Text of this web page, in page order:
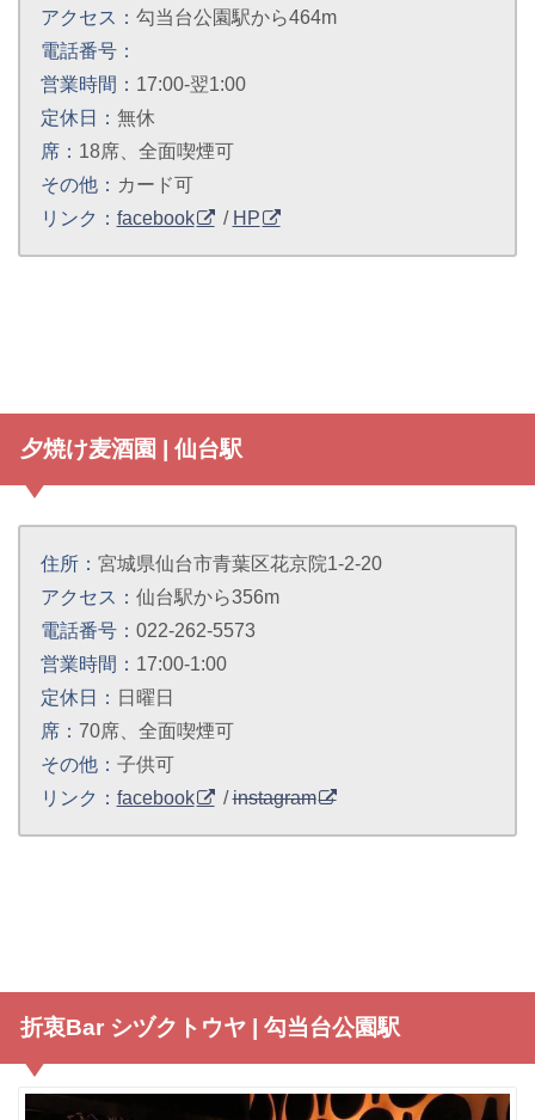
アクセス： 勾当台公園駅から464m
電話番号：
営業時間： 17:00-翌1:00
定休日： 無休
席： 18席、全面喫煙可
その他： カード可
リンク： facebook / HP
夕焼け麦酒園 | 仙台駅
住所： 宮城県仙台市青葉区花京院1-2-20
アクセス： 仙台駅から356m
電話番号： 022-262-5573
営業時間： 17:00-1:00
定休日： 日曜日
席： 70席、全面喫煙可
その他： 子供可
リンク： facebook /instagram
折衷Bar シヅクトウヤ | 勾当台公園駅